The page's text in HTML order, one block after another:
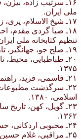
۱۶ـ سرتیب زاده،
ملی ایران.
۱۷ـ شیخ الاسلام، پری، زبان روزنامه نگاران و اندیشمندان ایران.
۱۸ـ صبا گردی مقدم،
تنظیم کتابخانه ملی
۱۹ـ صلح جو، جهانگیر، تاریخ مطبوعات درایران و جهان.
۲۰ـ طباطبایی، محیط،
۱۳۷۵.
۲۱ـ قاسمی، فرید، راهنمای مطبوعات ایران.
۲۲ـ سرگذشت
اسلامی، ۱۳۸۰.
۲۳ـ گویل، کهن، تاریخ
۱۳۶۲.
۲۴ـ محبوبی اردکانی، حسین، تاریخ مؤسسات تمدن جدید ایران.
۲۵ـ مراقبی، غلام حسین، مطبوعات و سیاست ایران.